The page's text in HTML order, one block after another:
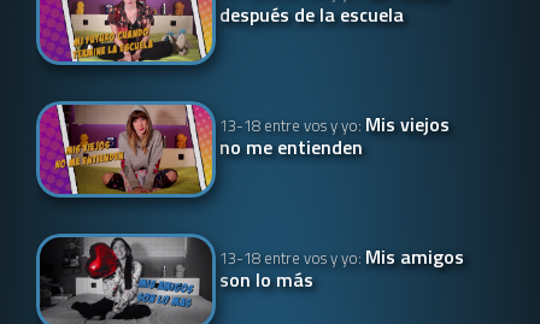
después de la escuela
13-18 entre vos y yo: Mis viejos
no me entienden
13-18 entre vos y yo: Mis amigos
son lo más